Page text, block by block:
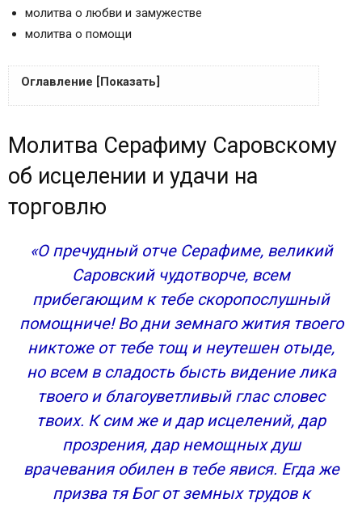
молитва о любви и замужестве
молитва о помощи
Оглавление [Показать]
и удачи на торговлю
Молитва Серафиму Саровскому о любви и
замужестве
Молитва Серафиму Саровскому о помощи
Молитва
Молитва Серафиму Саровскому
об исцелении и удачи на
торговлю
«О пречудный отче Серафиме, великий
Саровский чудотворче, всем
прибегающим к тебе скоропослушный
помощниче! Во дни земнаго жития твоего
никтоже от тебе тощ и неутешен отыде,
но всем в сладость бысть видение лика
твоего и благоуветливый глас словес
твоих. К сим же и дар исцелений, дар
прозрения, дар немощных душ
врачевания обилен в тебе явися. Егда же
призва тя Бог от земных трудов к